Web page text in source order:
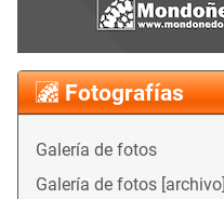
Fotografías
Galería de fotos
Galería de fotos [archivo]